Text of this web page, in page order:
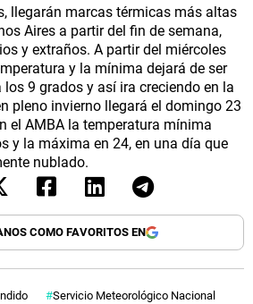
llegarán marcas térmicas más altas
Aires a partir del fin de semana,
y extraños. A partir del miércoles
y la mínima dejará de ser
9 grados y así ira creciendo en la
pleno invierno llegará el domingo 23
el AMBA la temperatura mínima
y la máxima en 24, en una día que
nublado.
COMO FAVORITOS EN
Servicio Meteorológico Nacional